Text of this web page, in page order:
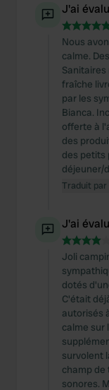
J'ai
Nous
calme.
Sanitaires
fraîche
par les
Bianca.
offerte à
des
des petits
déjeuner/
Traduit par
J'ai
Joli
dotés
C'était
autorisés
calme sur
survolent
champ de
sonores.